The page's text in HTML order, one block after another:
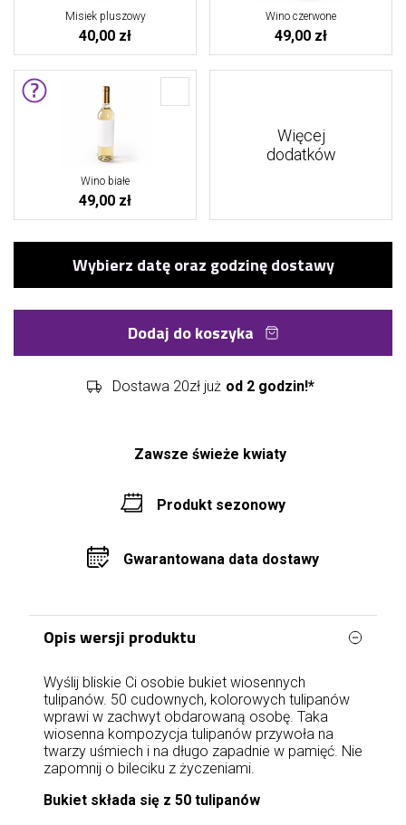
Misiek pluszowy
40,00 zł
Wino czerwone
49,00 zł
Wino białe
49,00 zł
Więcej
dodatków
Dodaj do koszyka
Dostawa 20zł już od 2 godzin!*
Zawsze świeże kwiaty
Produkt sezonowy
Gwarantowana data dostawy
Opis wersji produktu
Wyślij bliskie Ci osobie bukiet wiosennych
tulipanów. 50 cudownych, kolorowych tulipanów
wprawi w zachwyt obdarowaną osobę. Taka
wiosenna kompozycja tulipanów przywoła na
twarzy uśmiech i na długo zapadnie w pamięć. Nie
zapomnij o bileciku z życzeniami.
Bukiet składa się z 50 tulipanów